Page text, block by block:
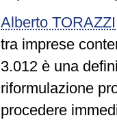
Alberto TORAZZI
tra imprese
3.012 è una
riformulazione
procedere